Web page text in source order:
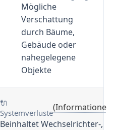
Mögliche
Verschattung
durch Bäume,
Gebäude oder
nahegelegene
Objekte
🔌
Systemverluste
Beinhaltet Wechselrichter-,